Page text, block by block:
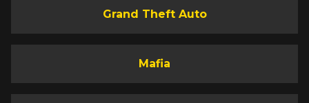
Grand Theft Auto
Mafia